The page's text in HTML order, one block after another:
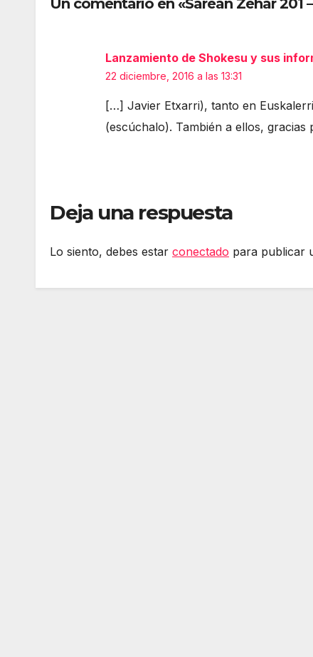
Androidengatik eta
amaiera
Un comentario en «Sarean Zehar 201
Lanzamiento de Shokesu y sus
22 diciembre, 2016 a las 13:31
[…] Javier Etxarri), tanto en
(escúchalo). También a ellos,
Deja una respuesta
Lo siento, debes estar conectado para publicar